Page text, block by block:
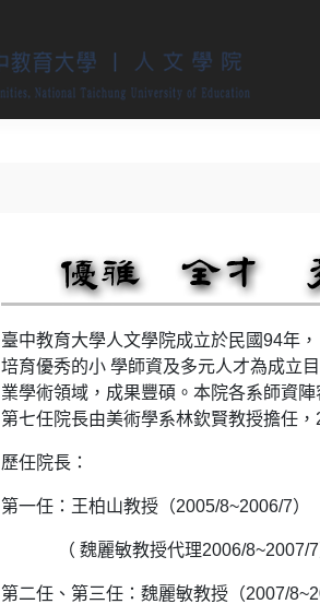
臺中教育大學人文學院成立於民國94年
培育優秀的小 學師資及多元人才為成立
業學術領域，成果豐碩。本院各系師資
第七任院長由美術學系林欽賢教授擔任，
歷任院長：
第一任：王柏山教授（2005/8~2006/7）
（ 魏麗敏教授代理2006/8~2007/7
第二任、第三任：魏麗敏教授（2007/